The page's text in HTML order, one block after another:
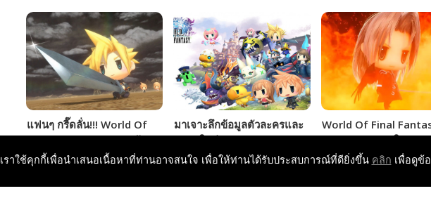
แฟนๆ กรี๊ดลั่น!!! World Of
Final Fantasy ประกาศวัน
วางจำหน่าย PC แล้ว
มาเจาะลึกข้อมูลตัวละครและ
ระบบใหม่ของ World Of
Final Fantasy กันเถอะ!!!
World Of Final
เผย Sephiroth ในรูปแ
มนต์อสูรขอบอกว่าน่ารั
เราใช้คุกกี้เพื่อนำเสนอเนื้อหาที่ท่านอาจสนใจ เพื่อให้ท่านได้รับประสบการณ์ที่ดียิ่งขึ้น คลิก เพื่อดูข้